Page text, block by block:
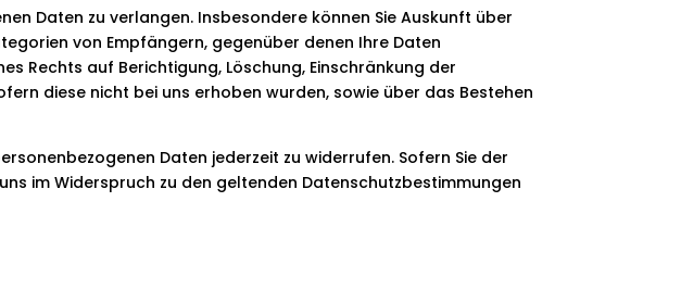
Daten zu verlangen. Insbesondere können Sie Auskunft über
von Empfängern, gegenüber denen Ihre Daten
Rechts auf Berichtigung, Löschung, Einschränkung der
diese nicht bei uns erhoben wurden, sowie über das Bestehen
Daten jederzeit zu widerrufen. Sofern Sie der
im Widerspruch zu den geltenden Datenschutzbestimmungen